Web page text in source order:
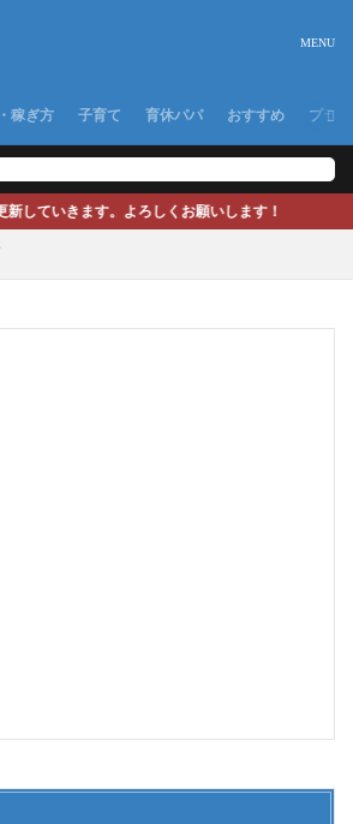
稼ぎ方 子育て 育休パパ おすすめ プラ
きます。よろしくお願いします！